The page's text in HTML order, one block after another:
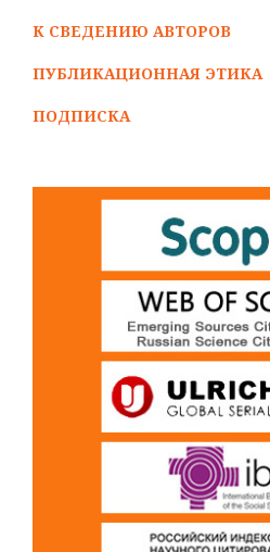
К СВЕДЕНИЮ АВТОРОВ
ПУБЛИКАЦИОННАЯ ЭТИКА
ПОДПИСКА